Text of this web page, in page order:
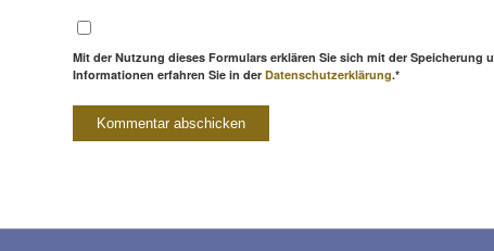
Mit der Nutzung dieses Formulars erklären Sie sich mit der Speicherung
Informationen erfahren Sie in der Datenschutzerklärung.*